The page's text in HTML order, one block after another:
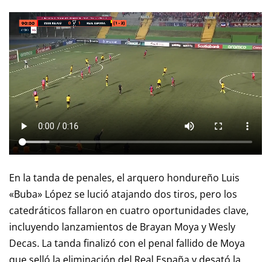
En la tanda de penales, el arquero hondureño Luis
«Buba» López se lució atajando dos tiros, pero los
catedráticos fallaron en cuatro oportunidades clave,
incluyendo lanzamientos de Brayan Moya y Wesly
Decas. La tanda finalizó con el penal fallido de Moya
que selló la eliminación del Real España y desató la